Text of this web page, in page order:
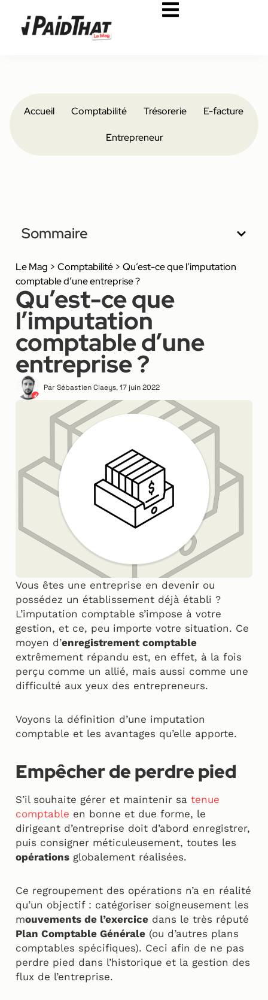
Accueil Comptabilité Trésorerie E-facture
Entrepreneur
Sommaire
Le Mag > Comptabilité > Qu’est-ce que l’imputation
comptable d’une entreprise ?
Qu’est-ce que
l’imputation
comptable d’une
entreprise ?
Par Sébastien Claeys,17 juin 2022
Vous êtes une entreprise en devenir ou
possédez un établissement déjà établi ?
L’imputation comptable s’impose à votre
gestion, et ce, peu importe votre situation. Ce
moyen d’enregistrement comptable
extrêmement répandu est, en effet, à la fois
perçu comme un allié, mais aussi comme une
difficulté aux yeux des entrepreneurs.
Voyons la définition d’une imputation
comptable et les avantages qu’elle apporte.
Empêcher de perdre pied
S’il souhaite gérer et maintenir sa tenue
comptable en bonne et due forme, le
dirigeant d’entreprise doit d’abord enregistrer,
puis consigner méticuleusement, toutes les
opérations globalement réalisées.
Ce regroupement des opérations n’a en réalité
qu’un objectif : catégoriser soigneusement les
mouvements de l’exercice dans le très réputé
Plan Comptable Générale (ou d’autres plans
comptables spécifiques). Ceci afin de ne pas
perdre pied dans l’historique et la gestion des
flux de l’entreprise.